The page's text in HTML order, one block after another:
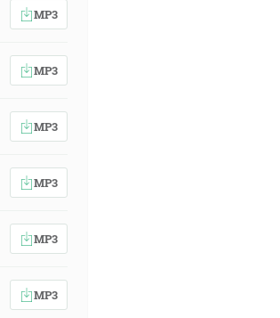
MP3
MP3
MP3
MP3
MP3
MP3